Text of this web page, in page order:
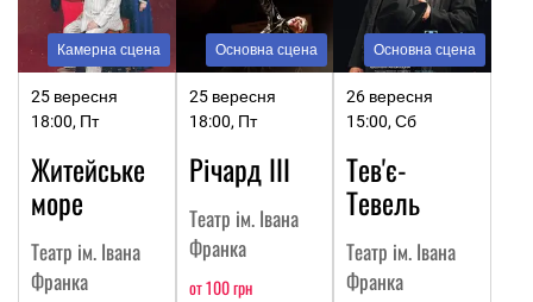
Камерна сцена
25 вересня
18:00, Пт
Житейське
море
Театр ім. Івана
Франка
Основна сцена
25 вересня
18:00, Пт
Річард ІІІ
Театр ім. Івана
Франка
от 100 грн
Основна сцена
26 вересня
15:00, Сб
Тев'є-
Тевель
Театр ім. Івана
Франка